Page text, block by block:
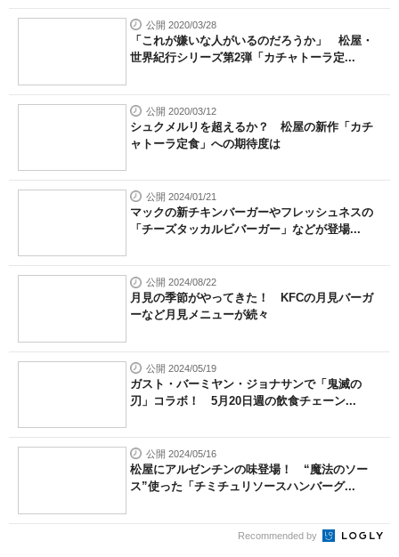
公開 2020/03/28
「これが嫌いな人がいるのだろうか」 松屋・
世界紀行シリーズ第2弾「カチャトーラ定...
公開 2020/03/12
シュクメルリを超えるか？ 松屋の新作「カチ
ャトーラ定食」への期待度は
公開 2024/01/21
マックの新チキンバーガーやフレッシュネスの
「チーズタッカルビバーガー」などが登場...
公開 2024/08/22
月見の季節がやってきた！ KFCの月見バーガ
ーなど月見メニューが続々
公開 2024/05/19
ガスト・バーミヤン・ジョナサンで「鬼滅の
刃」コラボ！ 5月20日週の飲食チェーン...
公開 2024/05/16
松屋にアルゼンチンの味登場！ “魔法のソー
ス”使った「チミチュリソースハンバーグ...
Recommended by